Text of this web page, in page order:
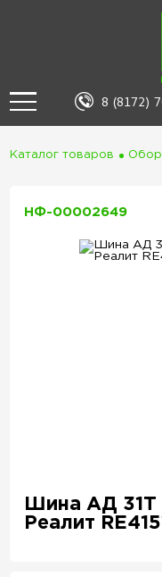
8 (8172)
Каталог товаров
НФ-00002649
Шина АД 31Т
Реалит